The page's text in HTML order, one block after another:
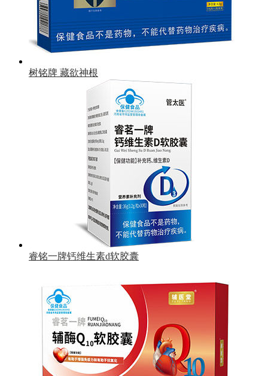
树铭牌 藏欲神根
睿铭一牌钙维生素d软胶囊